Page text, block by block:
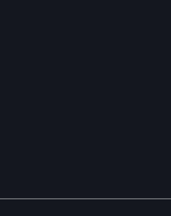
desde una